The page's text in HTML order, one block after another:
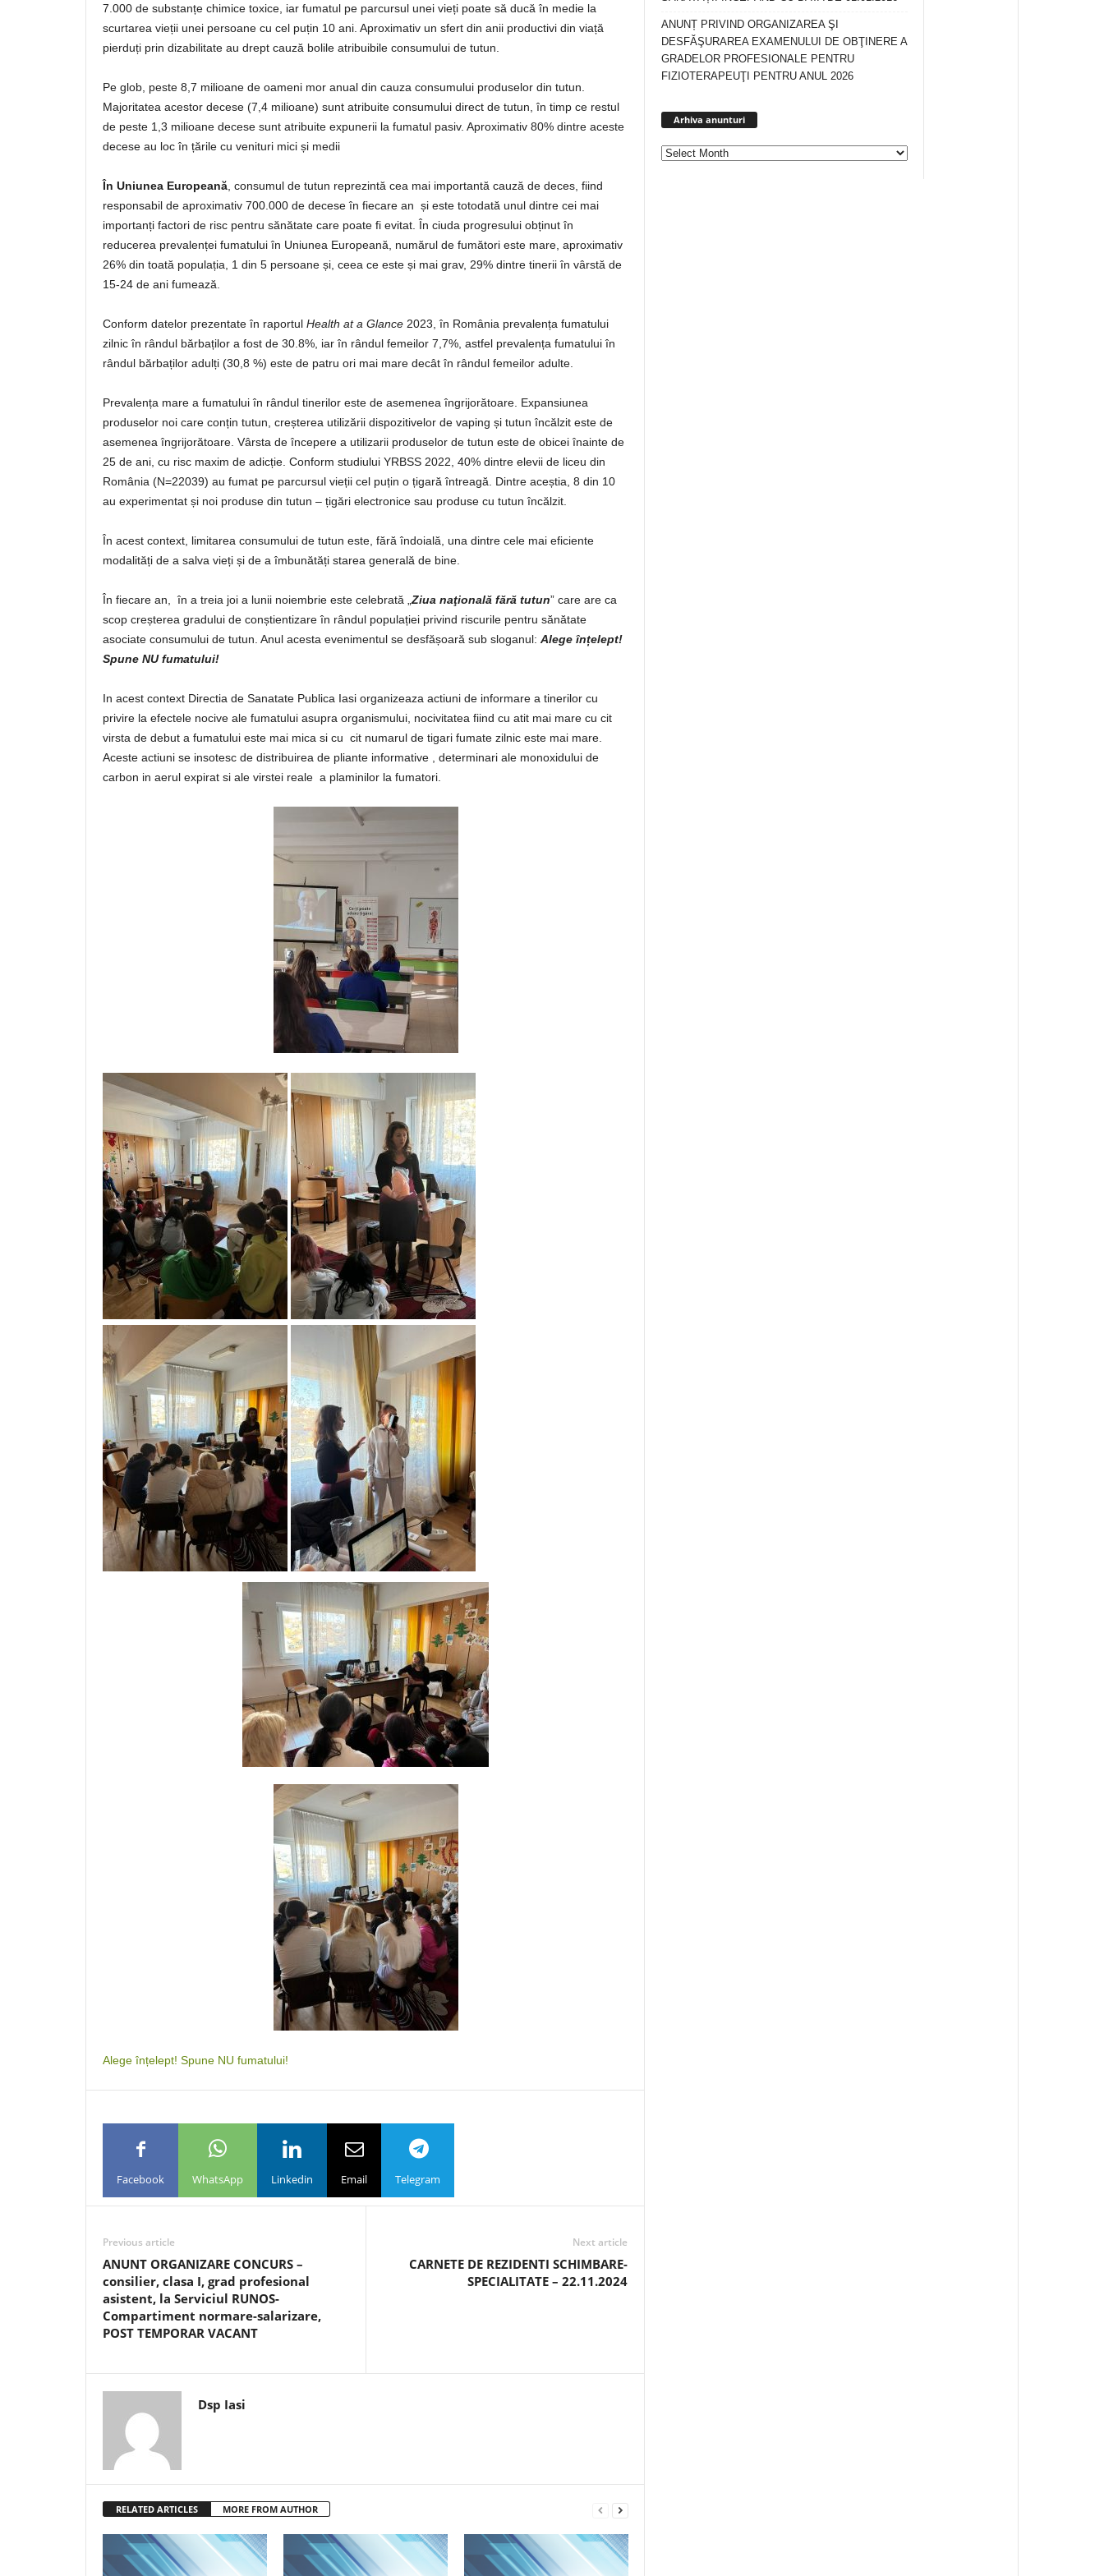
7.000 de substanțe chimice toxice, iar fumatul pe parcursul unei vieți poate să ducă în medie la
scurtarea vieții unei persoane cu cel puțin 10 ani. Aproximativ un sfert din anii productivi din viață
pierduți prin dizabilitate au drept cauză bolile atribuibile consumului de tutun.
Pe glob, peste 8,7 milioane de oameni mor anual din cauza consumului produselor din tutun.
Majoritatea acestor decese (7,4 milioane) sunt atribuite consumului direct de tutun, în timp ce restul
de peste 1,3 milioane decese sunt atribuite expunerii la fumatul pasiv. Aproximativ 80% dintre aceste
decese au loc în țările cu venituri mici și medii
În Uniunea Europeană , consumul de tutun reprezintă cea mai importantă cauză de deces, fiind
responsabil de aproximativ 700.000 de decese în fiecare an și este totodată unul dintre cei mai
importanți factori de risc pentru sănătate care poate fi evitat. În ciuda progresului obținut în
reducerea prevalenței fumatului în Uniunea Europeană, numărul de fumători este mare, aproximativ
26% din toată populația, 1 din 5 persoane și, ceea ce este și mai grav, 29% dintre tinerii în vârstă de
15-24 de ani fumează.
Conform datelor prezentate în raportul Health at a Glance 2023, în România prevalența fumatului
zilnic în rândul bărbaților a fost de 30.8%, iar în rândul femeilor 7,7%, astfel prevalența fumatului în
rândul bărbaților adulți (30,8 %) este de patru ori mai mare decât în rândul femeilor adulte.
Prevalența mare a fumatului în rândul tinerilor este de asemenea îngrijorătoare. Expansiunea
produselor noi care conțin tutun, creșterea utilizării dispozitivelor de vaping și tutun încălzit este de
asemenea îngrijorătoare. Vârsta de începere a utilizarii produselor de tutun este de obicei înainte de
25 de ani, cu risc maxim de adicție. Conform studiului YRBSS 2022, 40% dintre elevii de liceu din
România (N=22039) au fumat pe parcursul vieții cel puțin o țigară întreagă. Dintre aceștia, 8 din 10
au experimentat și noi produse din tutun – țigări electronice sau produse cu tutun încălzit.
În acest context, limitarea consumului de tutun este, fără îndoială, una dintre cele mai eficiente
modalități de a salva vieți și de a îmbunătăți starea generală de bine.
În fiecare an, în a treia joi a lunii noiembrie este celebrată „ Ziua naţională fără tutun” care are ca
scop creșterea gradului de conștientizare în rândul populației privind riscurile pentru sănătate
asociate consumului de tutun. Anul acesta evenimentul se desfășoară sub sloganul: Alege înțelept!
Spune NU fumatului!
In acest context Directia de Sanatate Publica Iasi organizeaza actiuni de informare a tinerilor cu
privire la efectele nocive ale fumatului asupra organismului, nocivitatea fiind cu atit mai mare cu cit
virsta de debut a fumatului este mai mica si cu cit numarul de tigari fumate zilnic este mai mare.
Aceste actiuni se insotesc de distribuirea de pliante informative , determinari ale monoxidului de
carbon in aerul expirat si ale virstei reale a plaminilor la fumatori.
Alege înțelept! Spune NU fumatului!
Facebook WhatsApp Linkedin Email Telegram
Previous article
ANUNT ORGANIZARE CONCURS –
consilier, clasa I, grad profesional
asistent, la Serviciul RUNOS-
Compartiment normare-salarizare,
POST TEMPORAR VACANT
Next article
CARNETE DE REZIDENTI SCHIMBARE-
SPECIALITATE – 22.11.2024
Dsp Iasi
RELATED ARTICLES MORE FROM AUTHOR
ANUNȚ PRIVIND ORGANIZAREA ŞI
DESFĂŞURAREA EXAMENULUI DE OBŢINERE A
GRADELOR PROFESIONALE PENTRU
FIZIOTERAPEUŢI PENTRU ANUL 2026
Arhiva anunturi